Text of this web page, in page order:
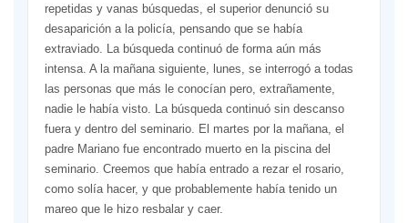
repetidas y vanas búsquedas, el superior denunció su
desaparición a la policía, pensando que se había
extraviado. La búsqueda continuó de forma aún más
intensa. A la mañana siguiente, lunes, se interrogó a todas
las personas que más le conocían pero, extrañamente,
nadie le había visto. La búsqueda continuó sin descanso
fuera y dentro del seminario. El martes por la mañana, el
padre Mariano fue encontrado muerto en la piscina del
seminario. Creemos que había entrado a rezar el rosario,
como solía hacer, y que probablemente había tenido un
mareo que le hizo resbalar y caer.